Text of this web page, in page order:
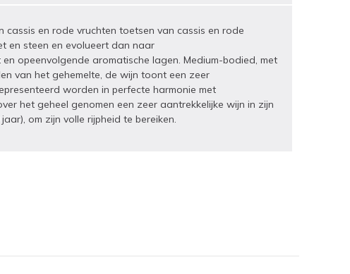
en rode vruchten toetsen van cassis en rode
en steen en evolueert dan naar
opeenvolgende aromatische lagen. Medium-bodied, met
van het gehemelte, de wijn toont een zeer
worden in perfecte harmonie met
het geheel genomen een zeer aantrekkelijke wijn in zijn
om zijn volle rijpheid te bereiken.